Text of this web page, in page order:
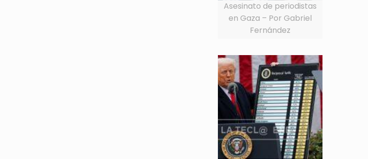
Asesinato de periodistas
en Gaza – Por Gabriel
Fernández